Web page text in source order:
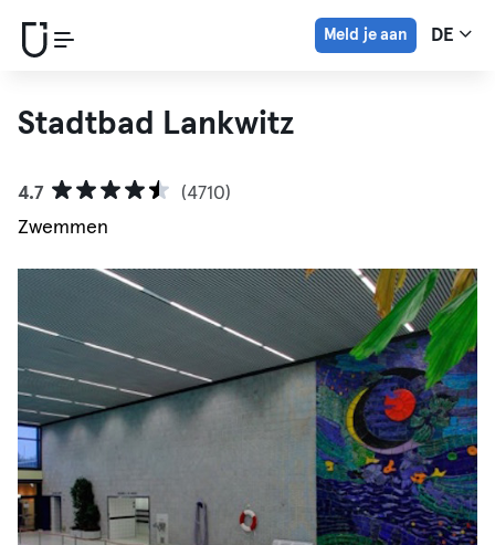
Meld je aan DE
Stadtbad Lankwitz
4.7
(4710)
Zwemmen